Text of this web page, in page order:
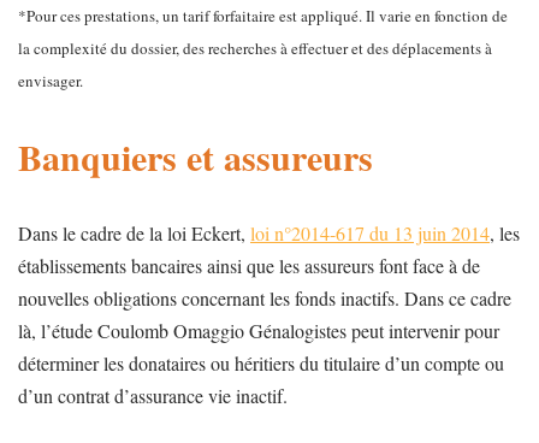
*Pour ces prestations, un tarif forfaitaire est appliqué. Il varie en fonction de
la complexité du dossier, des recherches à effectuer et des déplacements à
envisager.
Banquiers et assureurs
Dans le cadre de la loi Eckert, loi n°2014-617 du 13 juin 2014, les
établissements bancaires ainsi que les assureurs font face à de
nouvelles obligations concernant les fonds inactifs. Dans ce cadre
là, l’étude Coulomb Omaggio Génalogistes peut intervenir pour
déterminer les donataires ou héritiers du titulaire d’un compte ou
d’un contrat d’assurance vie inactif.